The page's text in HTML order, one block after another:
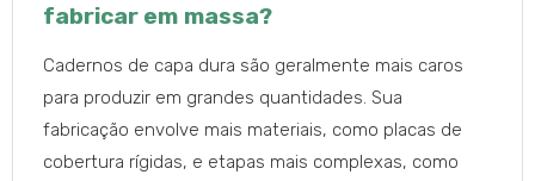
fabricar em massa?
Cadernos de capa dura são geralmente mais caros
para produzir em grandes quantidades. Sua
fabricação envolve mais materiais, como placas de
cobertura rígidas, e etapas mais complexas, como